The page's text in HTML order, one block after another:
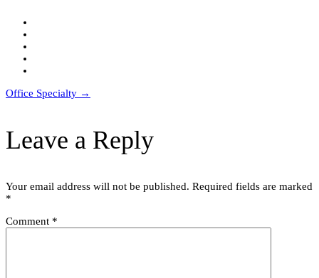
Post
Office Specialty →
Leave a Reply
Your email address will not be published. Required fields are marked
*
Comment *